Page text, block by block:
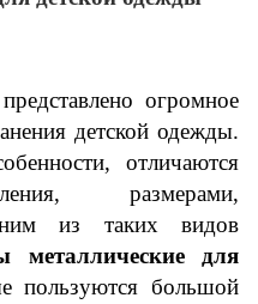
огромное
детской одежды.
отличаются
размерами,
из таких видов
металлические для
пользуются большой